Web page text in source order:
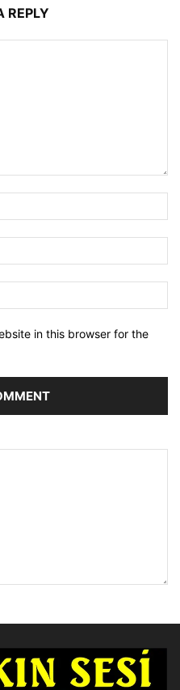
REPLY
in this browser for the